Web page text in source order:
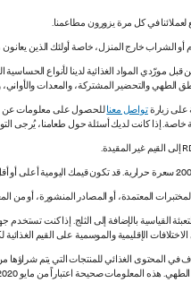
في كل مرة يزورون مطاعمنا.
أو الشراب خارج المنزل، خاصة أولئك الذين
مورّدي المواد الغذائية لدينا لأنواع
الطهي والتحضير المشتركة، والمعدات
على زيارةتواصل معناللحصول على معلومات عن
خاصة. إذا كانت لديك أسئلة حول طعامنا، يُرجى
المعتمدة، أو المصادر المنشورة، أو من
القياسية بالإضافة إلى الثلج. إذا كنت
الإقليمية والموسمية على القيم الغذائية
في المحتوى الغذائي للمنتجات التي
صحيحة اعتباراً من مايو 2020، ما لم يذكر خلاف ذلك.